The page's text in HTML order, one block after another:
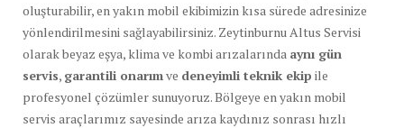
oluşturabilir, en yakın mobil ekibimizin kısa sürede adresinize
yönlendirilmesini sağlayabilirsiniz. Zeytinburnu Altus Servisi
olarak beyaz eşya, klima ve kombi arızalarında aynı gün
servis, garantili onarımve deneyimli teknik ekip ile
profesyonel çözümler sunuyoruz. Bölgeye en yakın mobil
servis araçlarımız sayesinde arıza kaydınız sonrası hızlı